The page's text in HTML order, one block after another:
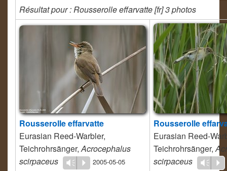
Résultat pour : Rousserolle effarvatte [fr] 3 photos
Rousserolle effarvatte
Eurasian Reed-Warbler,
Teichrohrsänger,Acrocephalus
scirpaceus
Vm P
2005-05-05
Rousserolle
Eurasian Reed-
Teichrohrsänger,
scirpaceus
Vm P